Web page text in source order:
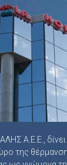
Α.Ε.Ε.,
της